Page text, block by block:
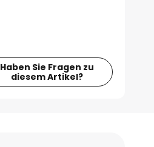
Haben Sie Fragen zu
diesem Artikel?